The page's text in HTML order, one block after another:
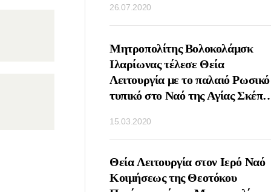
Μόσχα
26.07.2020
Μητροπολίτης Βολοκολάμσκ
Ιλαρίωνας τέλεσε Θεία
Λειτουργία με το παλαιό Ρωσικό
τυπικό στο Ναό της Αγίας
15.03.2020
Θεία Λειτουργία στον Ιερό Ναό
Κοιμήσεως της Θεοτόκου